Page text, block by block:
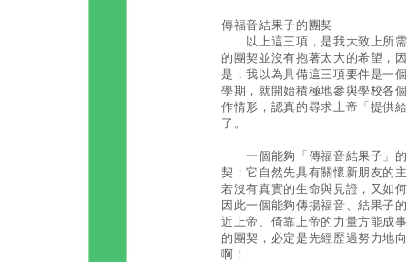
傳福音結果子的團契
以上這三項，是我大致上所需
的團契並沒有抱著太大的希望，
是，我以為具備這三項要件是一
學期，就開始積極地參與學校各
作情形，認真的尋求上帝「提供
了。
一個能夠「傳福音結果子」的
契；它自然先具有關懷新朋友的
若沒有真實的生命與見證，又如
因此一個能夠傳揚福音、結果子
近上帝、倚靠上帝的力量方能成
的團契，必定是先經歷過努力地
啊！